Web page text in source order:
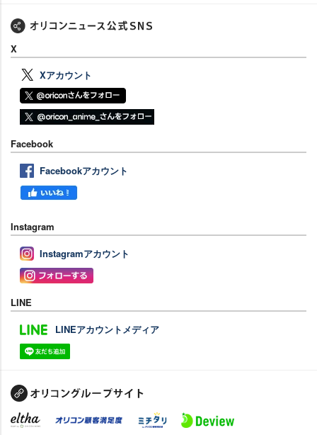
X
Xアカウント
Facebook
Facebookアカウント
Instagram
Instagramアカウント
LINE
LINEアカウントメディア